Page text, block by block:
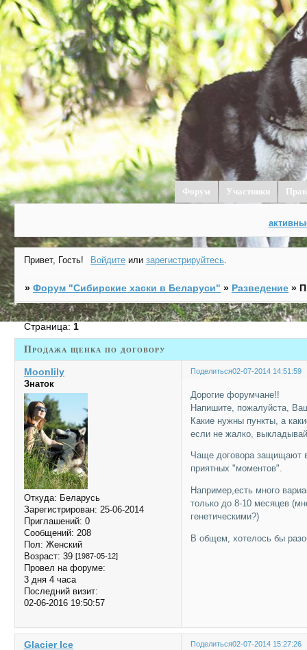
Форум Участники
Привет, Гость! Войдите илизарегистрируйтесь.
»Форум "Cибирские хаски в Беларуси" » Разведение »
Продажа щенка по договору
Страница: 1
Поделиться02-07-2014 14:51:59
Moonlily
Знаток
Откуда: Беларусь
Зарегистрирован: 25-06-2014
Приглашений: 0
Сообщений: 208
Пол: Женский
Возраст: 39 [1987-05-12]
Провел на форуме:
3 дня 4 часа
Последний визит:
02-06-2016 19:50:57
Дорогие форумчане!!
Напишите, пожалуйста,
Какие нужны пункты, а
если не жалко,
Чаще договора защищают
приятных "моментов".
Например,есть много
только до 8-10 месяцев
генетическими?)
В общем, хотелось бы
Поделиться02-07-2014 15:27:26
Glacier Ice